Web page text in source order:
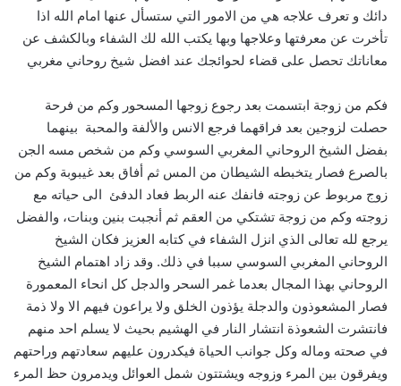
دائك و تعرف علاجه هي من الامور التي ستسأل عنها امام الله اذا
تأخرت عن معرفتها وعلاجها وبها يكتب الله لك الشفاء وبالكشف عن
معاناتك تحصل على قضاء لحوائجك عند افضل شيخ روحاني مغربي
فكم من زوجة ابتسمت بعد رجوع زوجها المسحور وكم من فرحة
حصلت لزوجين بعد فراقهما فرجع الانس والألفة والمحبة بينهما
بفضل الشيخ الروحاني المغربي السوسي وكم من شخص مسه الجن
بالصرع فصار يتخبطه الشيطان من المس ثم أفاق بعد غيبوبة وكم من
زوج مربوط عن زوجته فانفك عنه الربط فعاد الدفئ الى حياته مع
زوجته وكم من زوجة تشتكي من العقم ثم أنجبت بنين وبنات، والفضل
يرجع لله تعالى الذي انزل الشفاء في كتابه العزيز فكان الشيخ
الروحاني المغربي السوسي سببا في ذلك. وقد زاد اهتمام الشيخ
الروحاني بهذا المجال بعدما غمر السحر والدجل كل انحاء المعمورة
فصار المشعوذون والدجلة يؤذون الخلق ولا يراعون فيهم الا ولا ذمة
فانتشرت الشعوذة انتشار النار في الهشيم بحيث لا يسلم احد منهم
في صحته وماله وكل جوانب الحياة فيكدرون عليهم سعادتهم وراحتهم
ويفرقون بين المرء وزوجه ويشتتون شمل العوائل ويدمرون حظ المرء